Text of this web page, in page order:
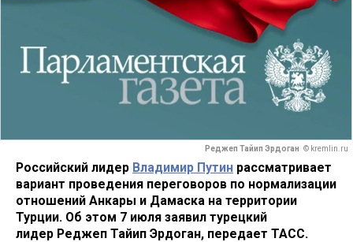
Реджеп Тайип Эрдоган © kremlin.ru
Российский лидер Владимир Путин рассматривает
вариант проведения переговоров по нормализации
отношений Анкары и Дамаска на территории
Турции. Об этом 7 июля заявил турецкий
лидер Реджеп Тайип Эрдоган, передает ТАСС.